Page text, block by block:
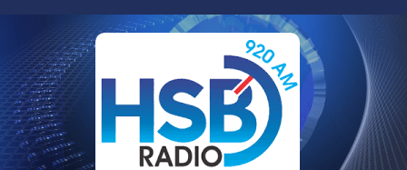
contenido